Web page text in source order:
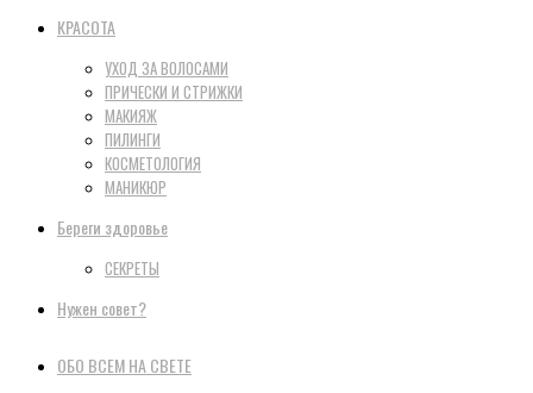
КРАСОТА
УХОД ЗА ВОЛОСАМИ
ПРИЧЕСКИ И СТРИЖКИ
МАКИЯЖ
ПИЛИНГИ
КОСМЕТОЛОГИЯ
МАНИКЮР
Береги здоровье
СЕКРЕТЫ
Нужен совет?
ОБО ВСЕМ НА СВЕТЕ